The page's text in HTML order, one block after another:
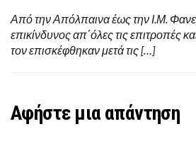
Από την Απόλπαινα έως την Ι.Μ.
επικίνδυνος απ΄όλες τις επιτροπές
τον επισκέφθηκαν μετά τις […]
Αφήστε μια απάντηση